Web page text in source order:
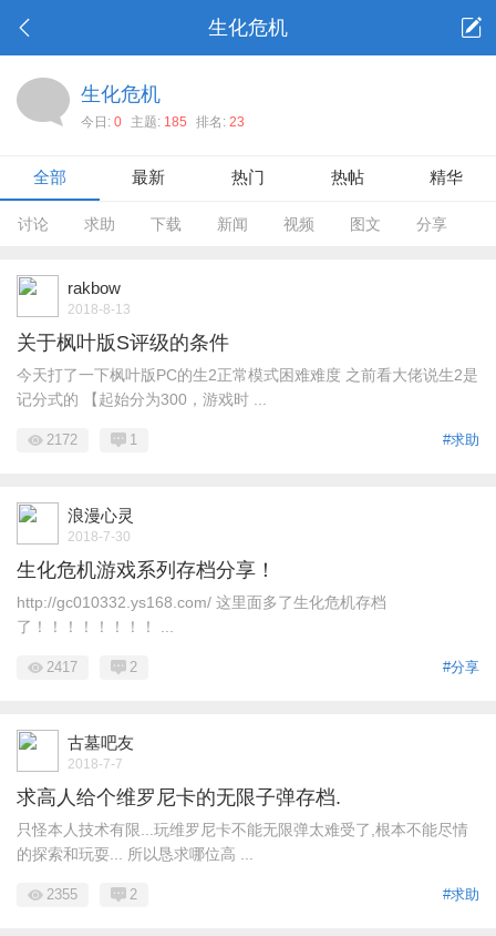
生化危机
生化危机
今日: 0 主题: 185 排名: 23
全部 最新 热门 热帖 精华
讨论 求助 下载 新闻 视频 图文 分享
rakbow
2018-8-13
关于枫叶版S评级的条件
今天打了一下枫叶版PC的生2正常模式困难难度 之前看大佬说生2是
记分式的 【起始分为300，游戏时 ...
#求助
2172 1
浪漫心灵
2018-7-30
生化危机游戏系列存档分享！
http://gc010332.ys168.com/ 这里面多了生化危机存档
了！！！！！！！！ ...
#分享
2417 2
古墓吧友
2018-7-7
求高人给个维罗尼卡的无限子弹存档.
只怪本人技术有限...玩维罗尼卡不能无限弹太难受了,根本不能尽情
的探索和玩耍... 所以恳求哪位高 ...
#求助
2355 2